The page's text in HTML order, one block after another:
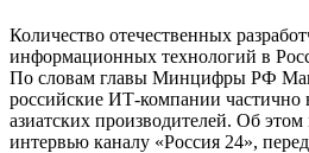
Количество отечественных
информационных технологий в
По словам главы Минцифры РФ
российские ИТ-компании частично
азиатских производителей. Об
интервью каналу «Россия 24»,